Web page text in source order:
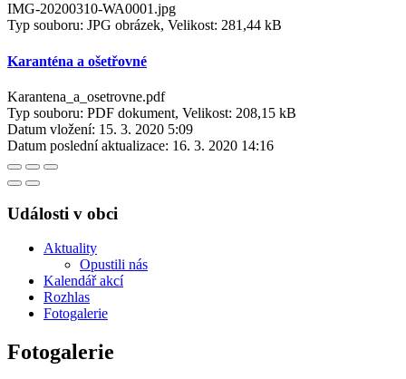
IMG-20200310-WA0001.jpg
Typ souboru: JPG obrázek, Velikost: 281,44 kB
Karanténa a ošetřovné
Karantena_a_osetrovne.pdf
Typ souboru: PDF dokument, Velikost: 208,15 kB
Datum vložení: 15. 3. 2020 5:09
Datum poslední aktualizace: 16. 3. 2020 14:16
Události v obci
Aktuality
Opustili nás
Kalendář akcí
Rozhlas
Fotogalerie
Fotogalerie